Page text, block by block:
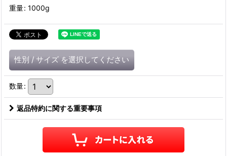
重量: 1000g
性別 / サイズ を選択してください
数量:
返品特約に関する重要事項